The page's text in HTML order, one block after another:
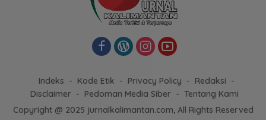
Indeks Kode Etik Privacy Policy
Redaksi
Disclaimer
Pedoman Media Siber
Tentang Kami
Copyright @ 2025 jurnalkalimantan.com, All Rights Reserved